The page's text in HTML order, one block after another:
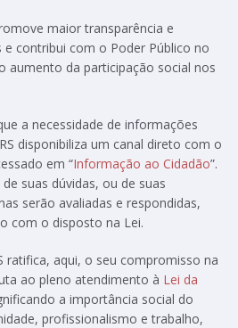
maior transparência e
e contribui com o Poder Público no
aumento da participação social nos
a necessidade de informações
disponibiliza um canal direto com o
em “Informação ao Cidadão”.
suas dúvidas, ou de suas
serão avaliadas e respondidas,
com o disposto na Lei.
ratifica, aqui, o seu compromisso na
ao pleno atendimento à Lei da
a importância social do
profissionalismo e trabalho,